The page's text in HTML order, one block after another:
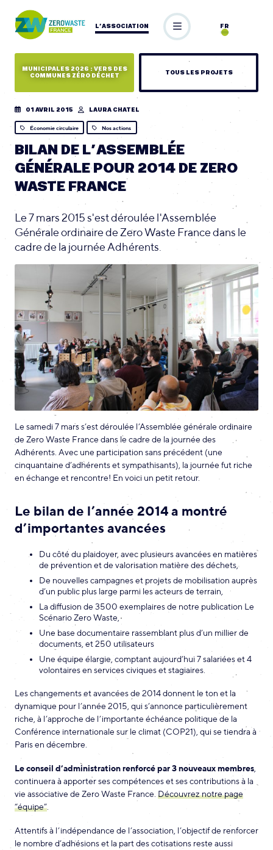
L’ASSOCIATION FR
MUNICIPALES 2026 : VERS DES
COMMUNES ZÉRO DÉCHET
TOUS LES PROJETS
01 AVRIL 2015 LAURA CHATEL
Économie circulaire Nos actions
BILAN DE L’ASSEMBLÉE
GÉNÉRALE POUR 2014 DE ZERO
WASTE FRANCE
Le 7 mars 2015 s'est déroulée l'Assemblée
Générale ordinaire de Zero Waste France dans le
cadre de la journée Adhérents.
Le samedi 7 mars s’est déroulée l’Assemblée générale ordinaire
de Zero Waste France dans le cadre de la journée des
Adhérents. Avec une participation sans précédent (une
cinquantaine d’adhérents et sympathisants), la journée fut riche
en échange et rencontre! En voici un petit retour.
Le bilan de l’année 2014 a montré
d’importantes avancées
Du côté du plaidoyer, avec plusieurs avancées en matières
de prévention et de valorisation matière des déchets,
De nouvelles campagnes et projets de mobilisation auprès
d’un public plus large parmi les acteurs de terrain,
La diffusion de 3500 exemplaires de notre publication Le
Scénario Zero Waste,
Une base documentaire rassemblant plus d’un millier de
documents, et 250 utilisateurs
Une équipe élargie, comptant aujourd’hui 7 salariées et 4
volontaires en services civiques et stagiaires.
Les changements et avancées de 2014 donnent le ton et la
dynamique pour l’année 2015, qui s’annonce particulièrement
riche, à l’approche de l’importante échéance politique de la
Conférence internationale sur le climat (COP21), qui se tiendra à
Paris en décembre.
Le conseil d’administration renforcé par 3 nouveaux membres
continuera à apporter ses compétences et ses contributions à la
vie associative de Zero Waste France. Découvrez notre page
“équipe”
Attentifs à l’indépendance de l’association, l’objectif de renforcer
le nombre d’adhésions et la part des cotisations reste aussi